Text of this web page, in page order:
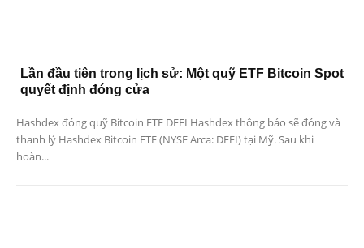
Lần đầu tiên trong lịch sử: Một quỹ ETF Bitcoin Spot
quyết định đóng cửa
Hashdex đóng quỹ Bitcoin ETF DEFI Hashdex thông báo sẽ đóng và
thanh lý Hashdex Bitcoin ETF (NYSE Arca: DEFI) tại Mỹ. Sau khi
hoàn...